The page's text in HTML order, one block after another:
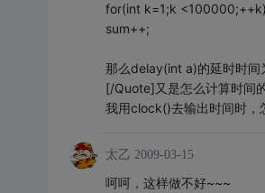
for(int k=1;k
sum++;
那么delay(int a)的延时时间
[/Quote]又是怎么计算时间
我用clock()去输出时间时，
太乙 2009-03-15
呵呵，这样做不好~~~